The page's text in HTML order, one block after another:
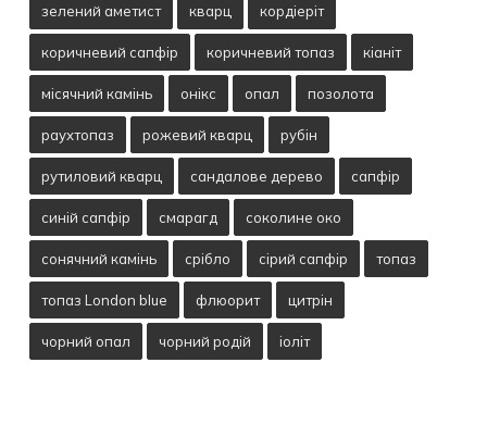
зелений аметист кварц кордіеріт
коричневий сапфір коричневий топаз кіаніт
місячний камінь онікс опал позолота
раухтопаз рожевий кварц рубін
рутиловий кварц сандалове дерево сапфір
синій сапфір смарагд соколине око
сонячний камінь срібло сірий сапфір топаз
топаз London blue флюорит цитрін
чорний опал чорний родій іоліт